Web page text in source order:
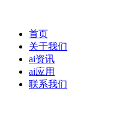
首页
关于我们
ai资讯
ai应用
联系我们